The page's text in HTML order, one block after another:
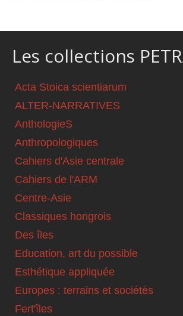
Les collections
Acta Stoica scientiarum
ALTER-NARRATIVES
AnthologieS
Anthropologiques
Cahiers d'Asie centrale
Cahiers de l'ARM
Centre-Asie
Classiques hongrois
Des îles
Education, art du possible
Esthétique appliquée
Europes : terrains et sociétés
Fert'îles